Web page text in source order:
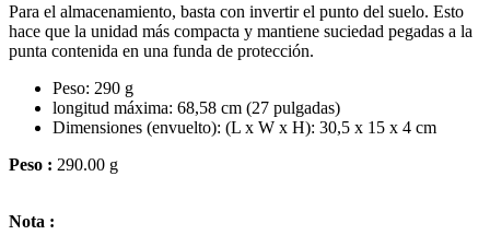
Para el almacenamiento, basta con invertir el punto del suelo. Esto
hace que la unidad más compacta y mantiene suciedad pegadas a la
punta contenida en una funda de protección.
Peso: 290 g
longitud máxima: 68,58 cm (27 pulgadas)
Dimensiones (envuelto): (L x W x H): 30,5 x 15 x 4 cm
Peso : 290.00 g
Nota :